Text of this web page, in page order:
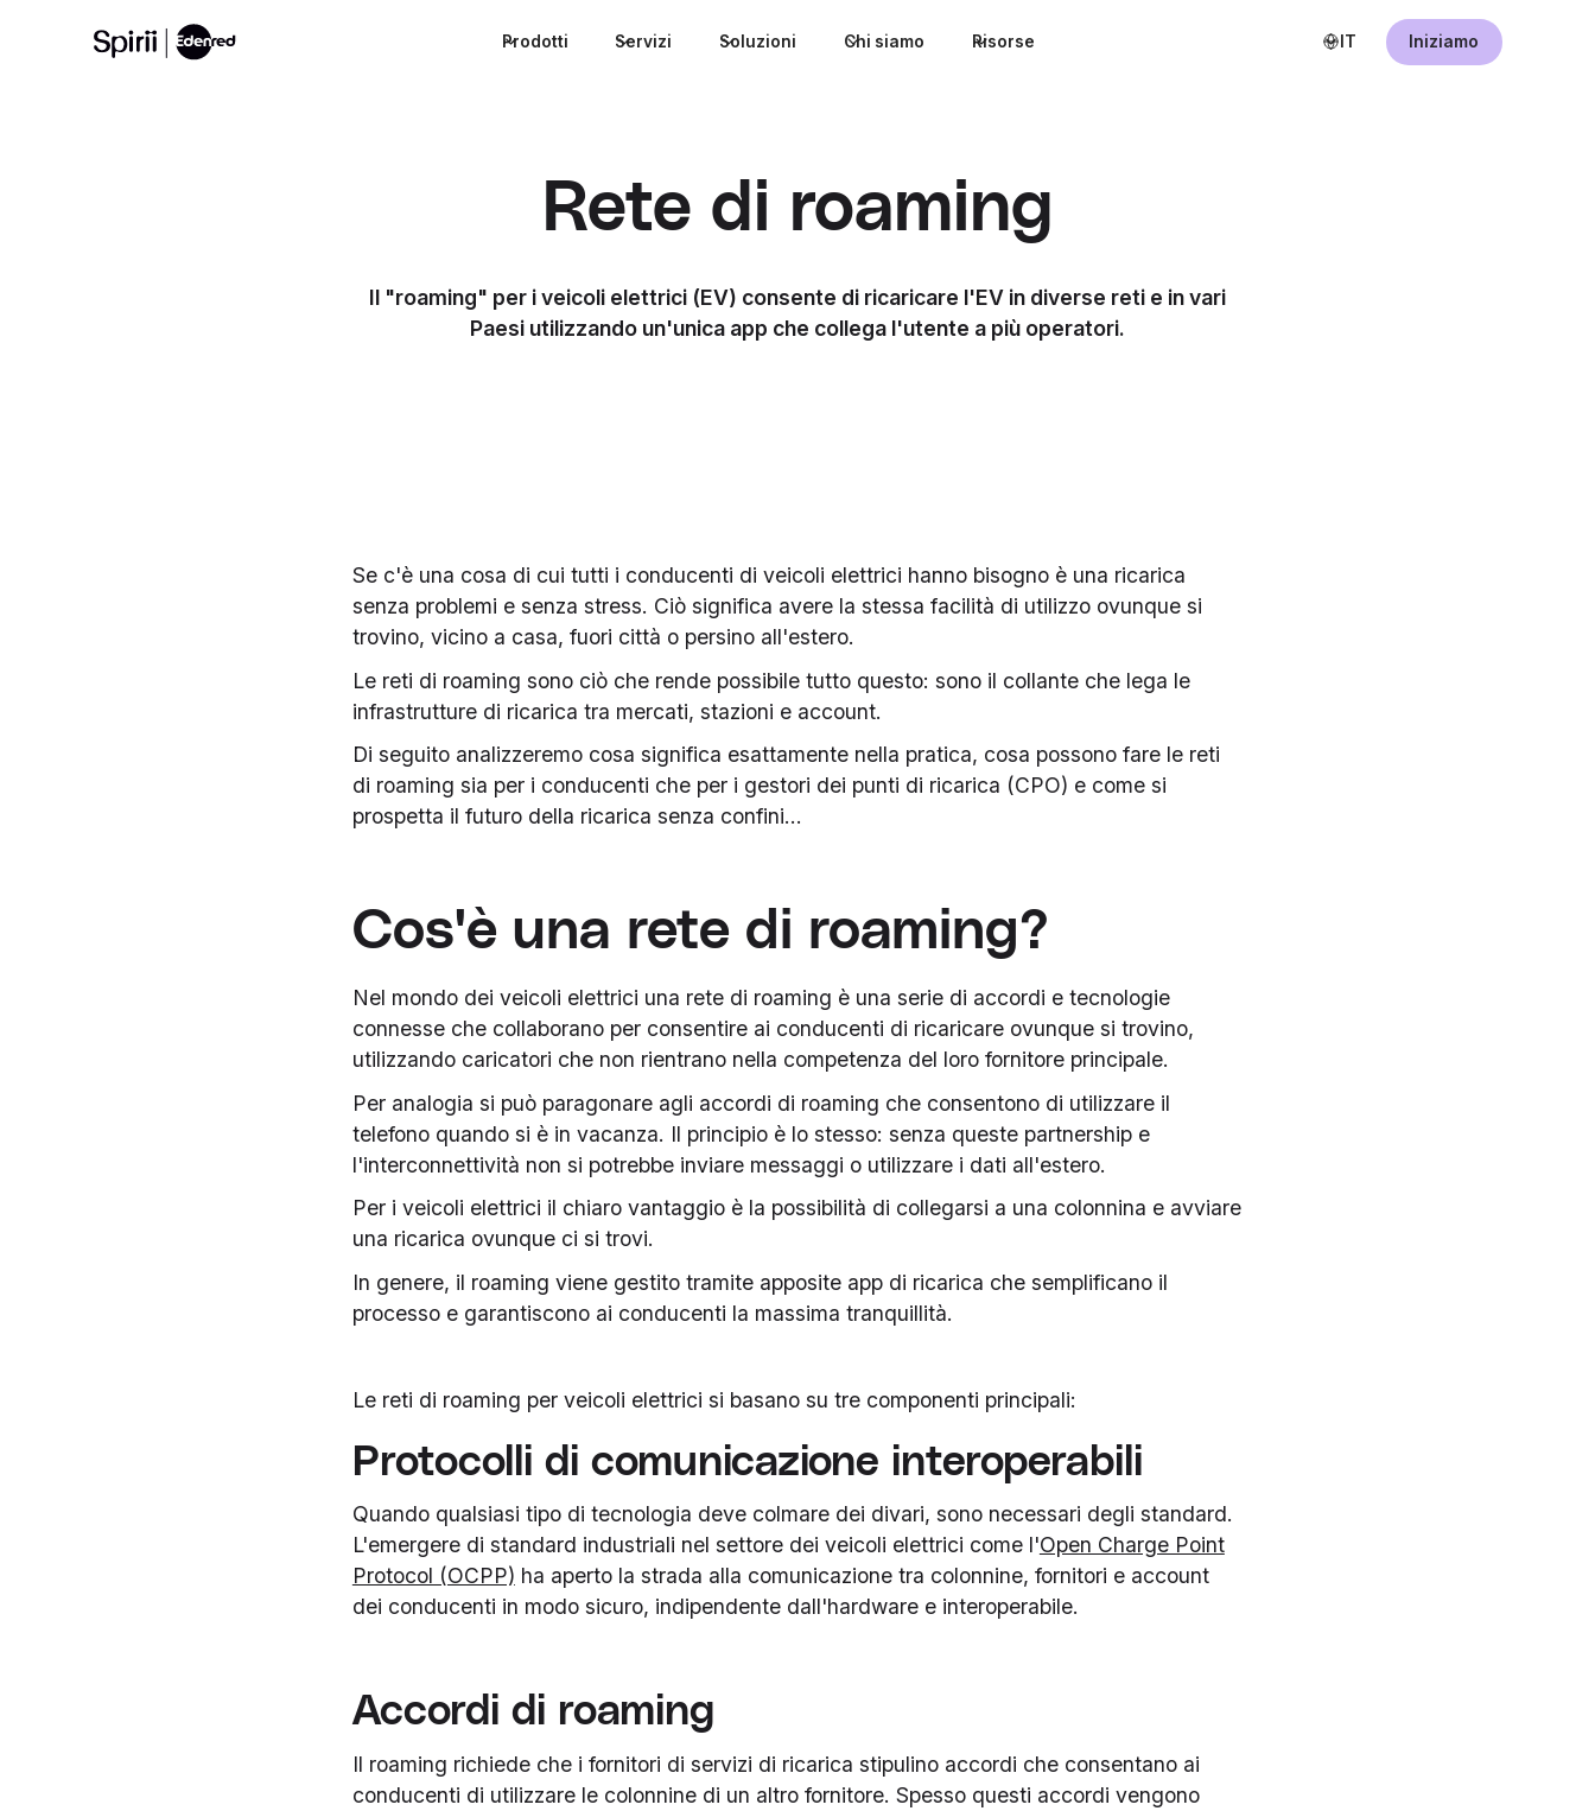
Prodotti Servizi Soluzioni Chi siamo Risorse IT Iniziamo
Rete di roaming
Il "roaming" per i veicoli elettrici (EV) consente di ricaricare l'EV in diverse reti e in vari
Paesi utilizzando un'unica app che collega l'utente a più operatori.
Se c'è una cosa di cui tutti i conducenti di veicoli elettrici hanno bisogno è una ricarica
senza problemi e senza stress. Ciò significa avere la stessa facilità di utilizzo ovunque si
trovino, vicino a casa, fuori città o persino all'estero.
Le reti di roaming sono ciò che rende possibile tutto questo: sono il collante che lega le
infrastrutture di ricarica tra mercati, stazioni e account.
Di seguito analizzeremo cosa significa esattamente nella pratica, cosa possono fare le reti
di roaming sia per i conducenti che per i gestori dei punti di ricarica (CPO) e come si
prospetta il futuro della ricarica senza confini...
Cos'è una rete di roaming?
Nel mondo dei veicoli elettrici una rete di roaming è una serie di accordi e tecnologie
connesse che collaborano per consentire ai conducenti di ricaricare ovunque si trovino,
utilizzando caricatori che non rientrano nella competenza del loro fornitore principale.
Per analogia si può paragonare agli accordi di roaming che consentono di utilizzare il
telefono quando si è in vacanza. Il principio è lo stesso: senza queste partnership e
l'interconnettività non si potrebbe inviare messaggi o utilizzare i dati all'estero.
Per i veicoli elettrici il chiaro vantaggio è la possibilità di collegarsi a una colonnina e avviare
una ricarica ovunque ci si trovi.
In genere, il roaming viene gestito tramite apposite app di ricarica che semplificano il
processo e garantiscono ai conducenti la massima tranquillità.
Le reti di roaming per veicoli elettrici si basano su tre componenti principali:
Protocolli di comunicazione interoperabili
Quando qualsiasi tipo di tecnologia deve colmare dei divari, sono necessari degli standard.
L'emergere di standard industriali nel settore dei veicoli elettrici come l'Open Charge Point
Protocol (OCPP) ha aperto la strada alla comunicazione tra colonnine, fornitori e account
dei conducenti in modo sicuro, indipendente dall'hardware e interoperabile.
Accordi di roaming
Il roaming richiede che i fornitori di servizi di ricarica stipulino accordi che consentano ai
conducenti di utilizzare le colonnine di un altro fornitore. Spesso questi accordi vengono